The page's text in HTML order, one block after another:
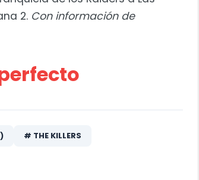
2. Con información de
# THE KILLERS